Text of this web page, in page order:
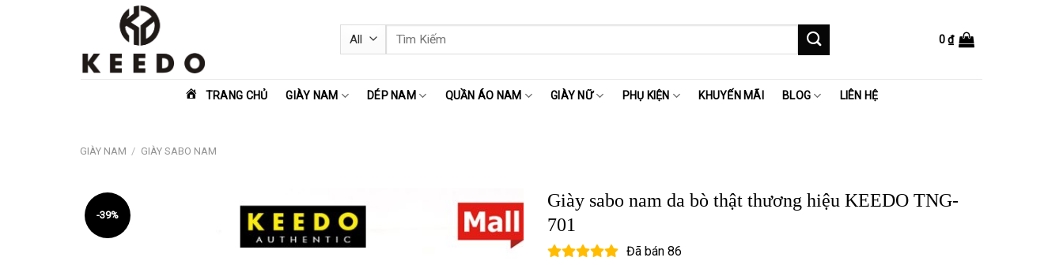
Tìm
kiếm:
0₫
TRANG CHỦ GIÀY NAM DÉP NAM QUẦN ÁO NAM GIÀY NỮ PHỤ KIỆN KHUYẾN MÃI BLOG LIÊN HỆ
GIÀY NAM / GIÀY SABO NAM
-39%
Giày sabo nam da bò thật thương hiệu KEEDO TNG-
701
Đã bán 86